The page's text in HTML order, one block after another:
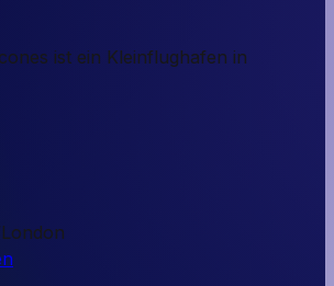
ist ein Kleinflughafen in